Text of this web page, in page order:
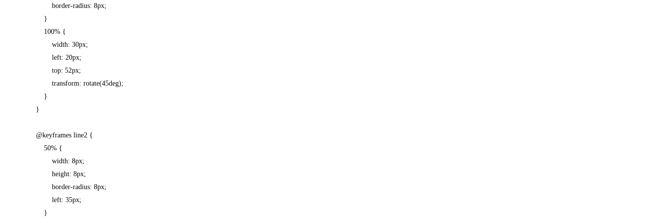
border-radius: 8px;
}
100% {
width: 30px;
left: 20px;
top: 52px;
transform: rotate(45deg);
}
}
@keyframes line2 {
50% {
width: 8px;
height: 8px;
border-radius: 8px;
left: 35px;
}